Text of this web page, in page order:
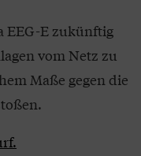
EEG-E zukünftig
vom Netz zu
Maße gegen die